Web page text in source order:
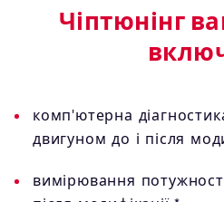
Чіптюнінг
комп'ютерна
двигуном до і після
вимірювання